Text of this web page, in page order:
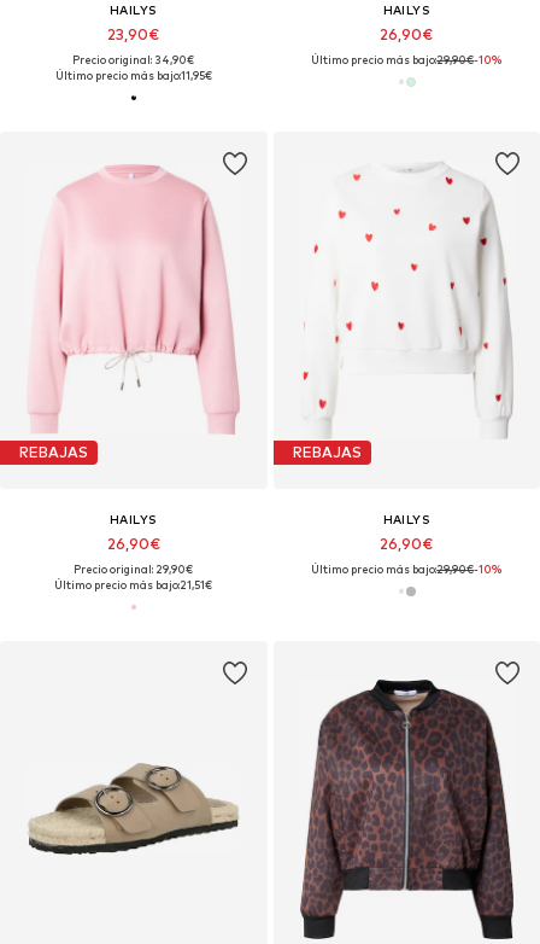
HAILYS
23,90€
Precio original: 34,90€
Último precio más bajo:11,95€
HAILYS
26,90€
Último precio más bajo:29,90€-10%
REBAJAS
HAILYS
26,90€
Precio original: 29,90€
Último precio más bajo:21,51€
REBAJAS
HAILYS
26,90€
Último precio más bajo:29,90€-10%